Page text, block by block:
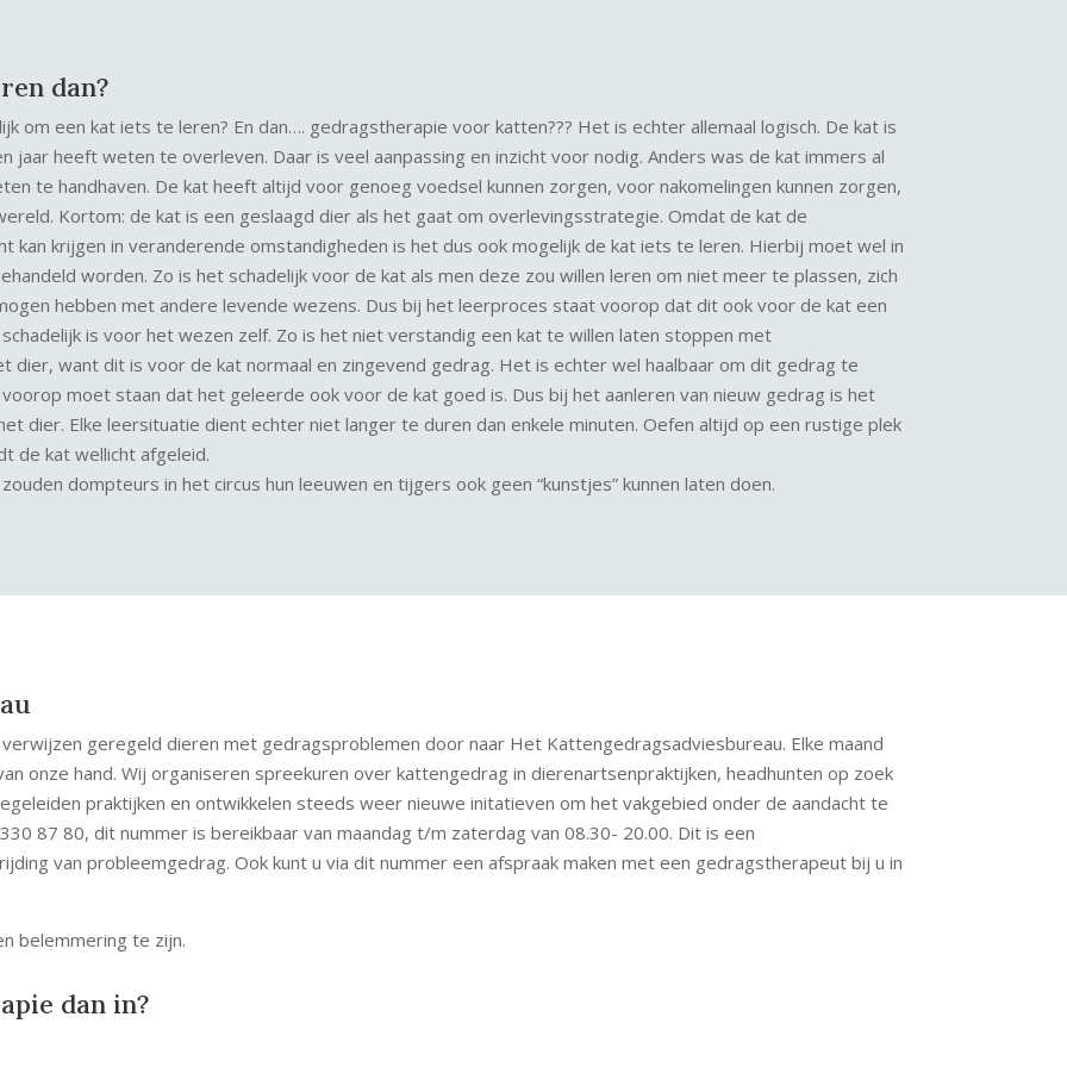
dan?
om een kat iets te leren? En dan…. gedragstherapie voor katten??? Het is echter allemaal logisch. De kat is
jaar heeft weten te overleven. Daar is veel aanpassing en inzicht voor nodig. Anders was de kat immers al
te handhaven. De kat heeft altijd voor genoeg voedsel kunnen zorgen, voor nakomelingen kunnen zorgen,
Kortom: de kat is een geslaagd dier als het gaat om overlevingsstrategie. Omdat de kat de
kan krijgen in veranderende omstandigheden is het dus ook mogelijk de kat iets te leren. Hierbij moet wel in
worden. Zo is het schadelijk voor de kat als men deze zou willen leren om niet meer te plassen, zich
hebben met andere levende wezens. Dus bij het leerproces staat voorop dat dit ook voor de kat een
is voor het wezen zelf. Zo is het niet verstandig een kat te willen laten stoppen met
want dit is voor de kat normaal en zingevend gedrag. Het is echter wel haalbaar om dit gedrag te
moet staan dat het geleerde ook voor de kat goed is. Dus bij het aanleren van nieuw gedrag is het
dier. Elke leersituatie dient echter niet langer te duren dan enkele minuten. Oefen altijd op een rustige plek
de kat wellicht afgeleid.
dompteurs in het circus hun leeuwen en tijgers ook geen “kunstjes” kunnen laten doen.
geregeld dieren met gedragsproblemen door naar Het Kattengedragsadviesbureau. Elke maand
onze hand. Wij organiseren spreekuren over kattengedrag in dierenartsenpraktijken, headhunten op zoek
praktijken en ontwikkelen steeds weer nieuwe initatieven om het vakgebied onder de aandacht te
87 80, dit nummer is bereikbaar van maandag t/m zaterdag van 08.30- 20.00. Dit is een
van probleemgedrag. Ook kunt u via dit nummer een afspraak maken met een gedragstherapeut bij u in
belemmering te zijn.
dan in?